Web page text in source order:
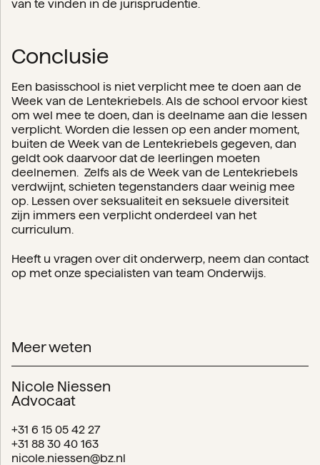
van te vinden in de jurisprudentie.
Conclusie
Een basisschool is niet verplicht mee te doen aan de
Week van de Lentekriebels. Als de school ervoor kiest
om wel mee te doen, dan is deelname aan die lessen
verplicht. Worden die lessen op een ander moment,
buiten de Week van de Lentekriebels gegeven, dan
geldt ook daarvoor dat de leerlingen moeten
deelnemen. Zelfs als de Week van de Lentekriebels
verdwijnt, schieten tegenstanders daar weinig mee
op. Lessen over seksualiteit en seksuele diversiteit
zijn immers een verplicht onderdeel van het
curriculum.
Heeft u vragen over dit onderwerp, neem dan contact
op met onze specialisten van team Onderwijs.
Meer weten
Nicole Niessen
Advocaat
+31 6 15 05 42 27
+31 88 30 40 163
nicole.niessen@bz.nl